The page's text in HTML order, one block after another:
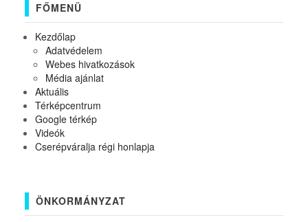
FŐMENÜ
Kezdőlap
Adatvédelem
Webes hivatkozások
Média ajánlat
Aktuális
Térképcentrum
Google térkép
Videók
Cserépváralja régi honlapja
ÖNKORMÁNYZAT